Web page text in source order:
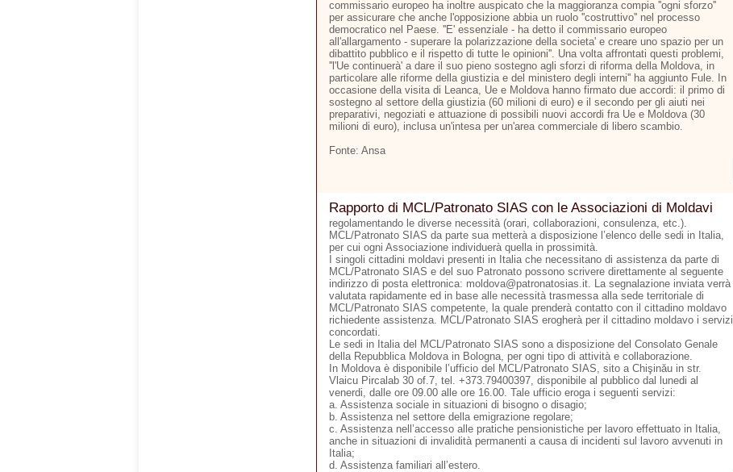
commissario europeo ha inoltre auspicato che la maggioranza compia ''ogni sforzo''
per assicurare che anche l'opposizione abbia un ruolo ''costruttivo'' nel processo
democratico nel Paese. ''E' essenziale - ha detto il commissario europeo
all'allargamento - superare la polarizzazione della societa' e creare uno spazio per un
dibattito pubblico e il rispetto di tutte le opinioni''. Una volta affrontati questi problemi,
''l'Ue continuerà' a dare il suo pieno sostegno agli sforzi di riforma della Moldova, in
particolare alle riforme della giustizia e del ministero degli interni'' ha aggiunto Fule. In
occasione della visita di Leanca, Ue e Moldova hanno firmato due accordi: il primo di
sostegno al settore della giustizia (60 milioni di euro) e il secondo per gli aiuti nei
preparativi, negoziati e attuazione di possibili nuovi accordi fra Ue e Moldova (30
milioni di euro), inclusa un'intesa per un'area commerciale di libero scambio.
Fonte: Ansa
Rapporto di MCL/Patronato SIAS con le Associazioni di Moldavi
regolamentando le diverse necessità (orari, collaborazioni, consulenza, etc.).
MCL/Patronato SIAS da parte sua metterà a disposizione l’elenco delle sedi in Italia,
per cui ogni Associazione individuerà quella in prossimità.
I singoli cittadini moldavi presenti in Italia che necessitano di assistenza da parte di
MCL/Patronato SIAS e del suo Patronato possono scrivere direttamente al seguente
indirizzo di posta elettronica: moldova@patronatosias.it. La segnalazione inviata verrà
valutata rapidamente ed in base alle necessità trasmessa alla sede territoriale di
MCL/Patronato SIAS competente, la quale prenderà contatto con il cittadino moldavo
richiedente assistenza. MCL/Patronato SIAS erogherà per il cittadino moldavo i servizi
concordati.
Le sedi in Italia del MCL/Patronato SIAS sono a disposizione del Consolato Genale
della Repubblica Moldova in Bologna, per ogni tipo di attività e collaborazione.
In Moldova è disponibile l’ufficio del MCL/Patronato SIAS, sito a Chişinău in str.
Vlaicu Pircalab 30 of.7, tel. +373.79400397, disponibile al pubblico dal lunedi al
venerdi, dalle ore 09.00 alle ore 16.00. Tale ufficio eroga i seguenti servizi:
a. Assistenza sociale in situazioni di bisogno o disagio;
b. Assistenza nel settore della emigrazione regolare;
c. Assistenza nell’accesso alle pratiche pensionistiche per lavoro effettuato in Italia,
anche in situazioni di invalidità permanenti a causa di incidenti sul lavoro avvenuti in
Italia;
d. Assistenza familiari all’estero.